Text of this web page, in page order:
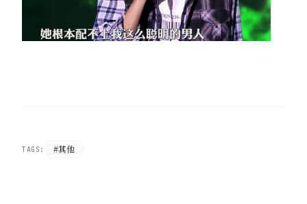
TAGS: #其他